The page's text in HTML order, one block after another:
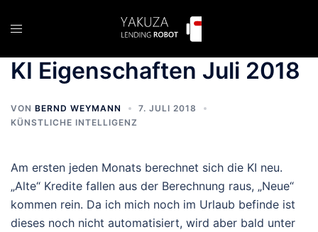
InhaltMenü
KI Eigenschaften Juli 2018
VON BERND WEYMANN
7. JULI 2018
KÜNSTLICHE INTELLIGENZ
Am ersten jeden Monats berechnet sich die KI neu.
„Alte“ Kredite fallen aus der Berechnung raus, „Neue“
kommen rein. Da ich mich noch im Urlaub befinde ist
dieses noch nicht automatisiert, wird aber bald unter